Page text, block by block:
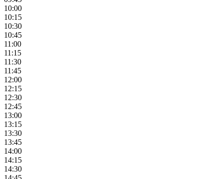
10:00
10:15
10:30
10:45
11:00
11:15
11:30
11:45
12:00
12:15
12:30
12:45
13:00
13:15
13:30
13:45
14:00
14:15
14:30